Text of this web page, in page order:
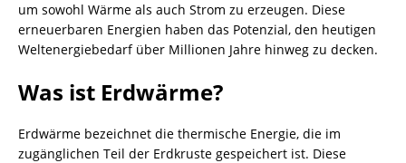
um sowohl Wärme als auch Strom zu erzeugen. Diese
erneuerbaren Energien haben das Potenzial, den heutigen
Weltenergiebedarf über Millionen Jahre hinweg zu decken.
Was ist Erdwärme?
Erdwärme bezeichnet die thermische Energie, die im
zugänglichen Teil der Erdkruste gespeichert ist. Diese